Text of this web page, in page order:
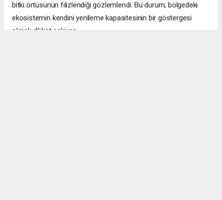
bitki örtüsünün filizlendiği gözlemlendi. Bu durum, bölgedeki
ekosistemin kendini yenileme kapasitesinin bir göstergesi
olarak dikkat çekiyor.